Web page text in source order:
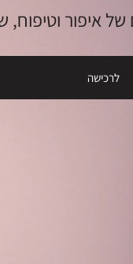
איפור
לרכישה